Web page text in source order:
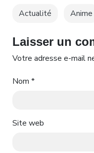
Actualité Anime
Laisser un
Votre adresse e-mail
Nom *
Site web